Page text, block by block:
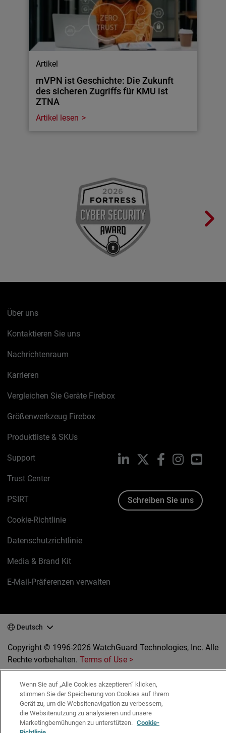
Artikel
mVPN ist Geschichte: Die Zukunft
des sicheren Zugriffs für KMU ist
ZTNA
Artikel lesen
Über uns
Kontaktieren Sie uns
Nachrichtenraum
Karrieren
Vergleichen Sie Geräte Firebox
Größenwerkzeug Firebox
Produktliste & SKUs
Support
Trust Center
PSIRT
Cookie-Richtlinie
Datenschutzrichtlinie
Media & Brand Kit
E-Mail-Präferenzen verwalten
LinkedIn FacebookInstagram
Schreiben Sie uns
Deutsch
Copyright © 1996-2026 WatchGuard Technologies, Inc. Alle
Rechte vorbehalten.Terms of Use >
Wenn Sie auf „Alle Cookies akzeptieren“ klicken,
stimmen Sie der Speicherung von Cookies auf Ihrem
Gerät zu, um die Websitenavigation zu verbessern,
die Websitenutzung zu analysieren und unsere
Marketingbemühungen zu unterstützen. Cookie-